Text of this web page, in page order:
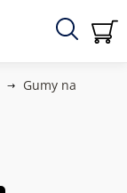
Hledat
Gumy na